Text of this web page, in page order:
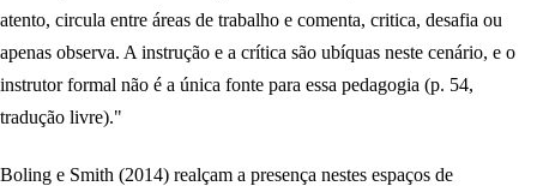
atento, circula entre áreas de trabalho e comenta, critica, desafia ou
apenas observa. A instrução e a crítica são ubíquas neste cenário, e o
instrutor formal não é a única fonte para essa pedagogia (p. 54,
tradução livre)."
Boling e Smith (2014) realçam a presença nestes espaços de